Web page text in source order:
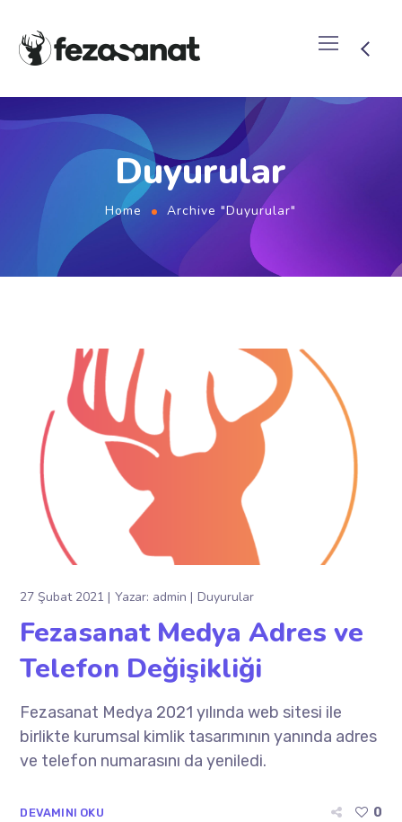
Duyurular
Home Archive "Duyurular"
27 Şubat 2021 Yazar: admin Duyurular
Fezasanat Medya Adres ve
Telefon Değişikliği
Fezasanat Medya 2021 yılında web sitesi ile
birlikte kurumsal kimlik tasarımının yanında adres
ve telefon numarasını da yeniledi.
DEVAMINI OKU 0